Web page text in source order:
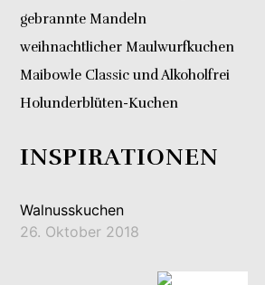
gebrannte Mandeln
weihnachtlicher Maulwurfkuchen
Maibowle Classic und Alkoholfrei
Holunderblüten-Kuchen
INSPIRATIONEN
Walnusskuchen
26. Oktober 2018